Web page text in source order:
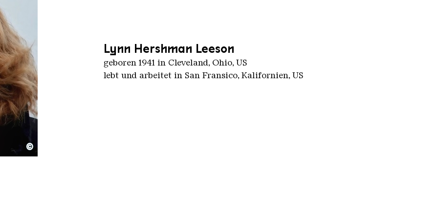
4.0
©
Lynn Hershman Leeson
geboren 1941 in Cleveland, Ohio, US
lebt und arbeitet in San Fransico, Kalifornien, US